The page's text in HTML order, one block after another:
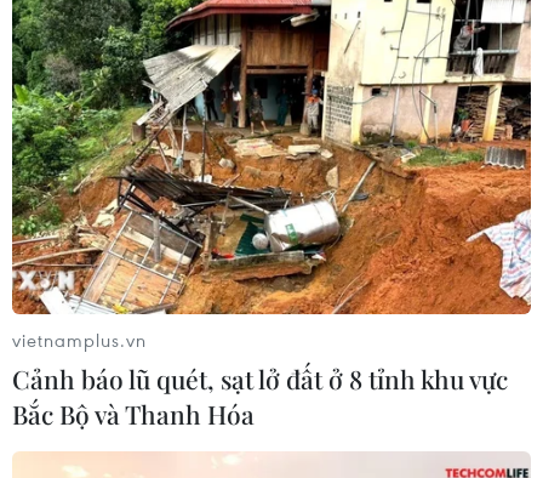
bạn lôi nó ra, phủi bụi và bắt đầu tết tóc hai bên. Chỉ mất vài
phút mà trông bạn vừa nữ tính lại vừa trẻ ra vài tuổi.
vietnamplus.vn
Cảnh báo lũ quét, sạt lở đất ở 8 tỉnh khu vực
Bắc Bộ và Thanh Hóa